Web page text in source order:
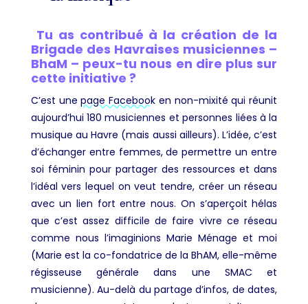
Tu as contribué à la création de la
Brigade des Havraises musiciennes –
BhaM – peux-tu nous en dire plus sur
cette initiative ?
C’est unepage Facebook en non-mixité qui réunit
aujourd’hui 180 musiciennes et personnes liées à la
musique au Havre (mais aussi ailleurs). L’idée, c’est
d’échanger entre femmes, de permettre un entre
soi féminin pour partager des ressources et dans
l’idéal vers lequel on veut tendre, créer un réseau
avec un lien fort entre nous. On s’aperçoit hélas
que c’est assez difficile de faire vivre ce réseau
comme nous l’imaginions Marie Ménage et moi
(Marie est la co-fondatrice de la BhAM, elle-même
régisseuse générale dans une SMAC et
musicienne). Au-delà du partage d’infos, de dates,